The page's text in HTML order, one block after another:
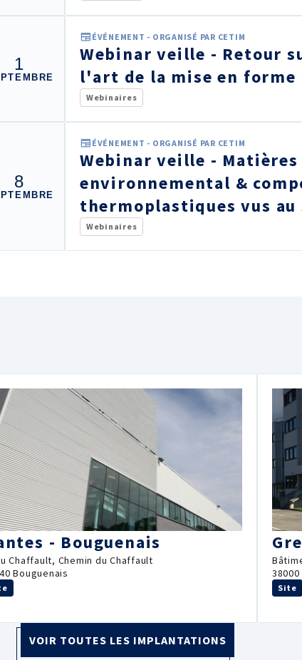
1
ÉVÉNEMENT - ORGANISÉ PAR CETIM
Webinar veille - Retour
l'art de la mise en forme
Webinaires
8
ÉVÉNEMENT - ORGANISÉ PAR CETIM
Webinar veille -
environnemental &
thermoplastiques vus au
Webinaires
- Bouguenais
Chaffault, Chemin du Chaffault
Bouguenais
Site
VOIR TOUTES LES IMPLANTATIONS